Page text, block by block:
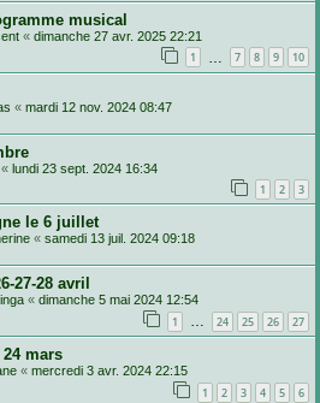
musical
« dimanche 27 avr. 2025 22:21
1 7 8 9 10
« mardi 12 nov. 2024 08:47
« lundi 23 sept. 2024 16:34
1 2 3
le 6 juillet
« samedi 13 juil. 2024 09:18
27-28 avril
« dimanche 5 mai 2024 12:54
1 … 24 25 26 27
mars
« mercredi 3 avr. 2024 22:15
1 2 3 4 5 6